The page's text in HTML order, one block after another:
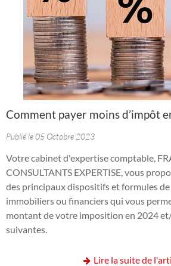
Comment payer moins d’impôt
Publié le 05 Octobre 2023
Votre cabinet d'expertise comptable,
CONSULTANTS EXPERTISE, vous
des principaux dispositifs et formules
immobiliers ou financiers qui vous
montant de votre imposition en 2024
suivantes.
Lire la suite de